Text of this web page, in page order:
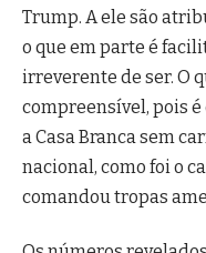
Trump. A ele são
o que em parte é
irreverente de ser. O
compreensível, pois
a Casa Branca sem
nacional, como foi o
comandou tropas